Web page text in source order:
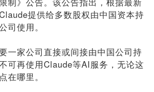
提供给多数股权由中国资本持
司使用。
一家公司直接或间接由中国公司持
可再使用Claude等AI服务，无论这
在哪里。